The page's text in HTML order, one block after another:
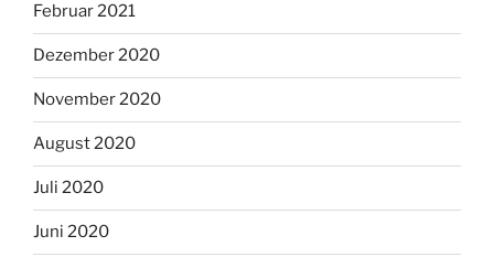
Februar 2021
Dezember 2020
November 2020
August 2020
Juli 2020
Juni 2020